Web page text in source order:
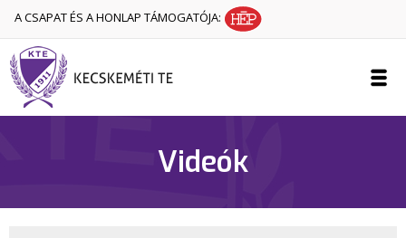
A CSAPAT ÉS A HONLAP TÁMOGATÓJA:
Videók